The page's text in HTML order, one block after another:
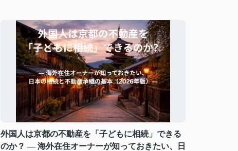
外国人は京都の不動産を「子どもに相続」できる
のか？ ― 海外在住オーナーが知っておきたい、日